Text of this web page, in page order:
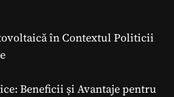
în Contextul Politicii
Beneficii și Avantaje pentru